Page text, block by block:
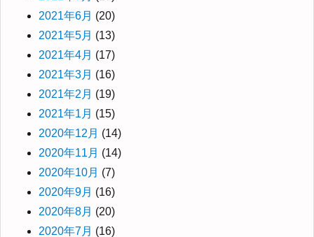
2021年6月 (20)
2021年5月 (13)
2021年4月 (17)
2021年3月 (16)
2021年2月 (19)
2021年1月 (15)
2020年12月 (14)
2020年11月 (14)
2020年10月 (7)
2020年9月 (16)
2020年8月 (20)
2020年7月 (16)